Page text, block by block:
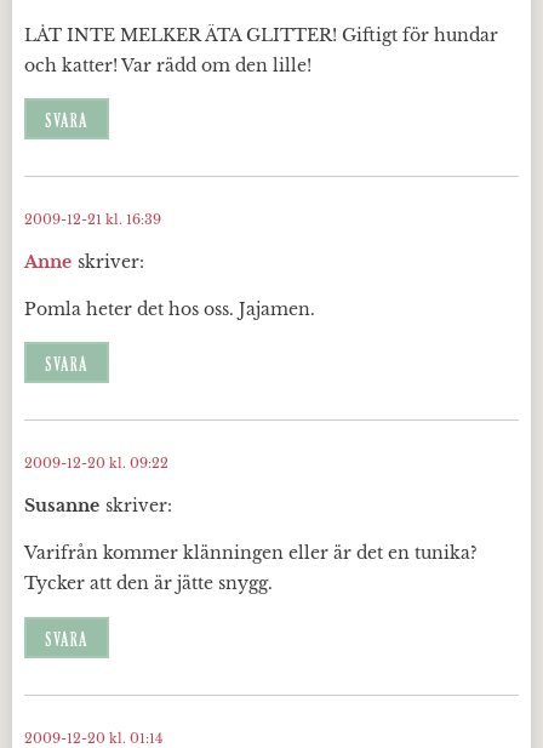
LÅT INTE MELKER ÄTA GLITTER! Giftigt för hundar
och katter! Var rädd om den lille!
SVARA
Anne skriver:
2009-12-21 kl. 16:39
Pomla heter det hos oss. Jajamen.
SVARA
Susanne skriver:
2009-12-20 kl. 09:22
Varifrån kommer klänningen eller är det en tunika?
Tycker att den är jätte snygg.
SVARA
2009-12-20 kl. 01:14